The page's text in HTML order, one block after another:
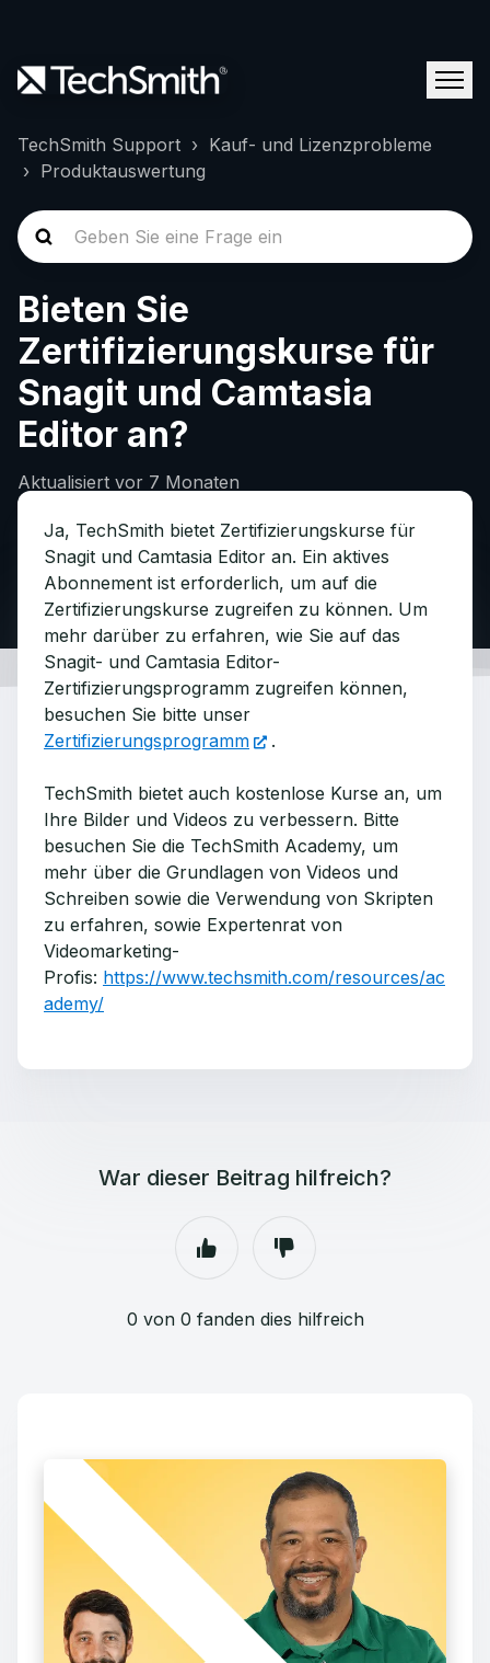
TechSmith Support
Kauf- und Lizenzprobleme
Produktauswertung
Bieten Sie
Zertifizierungskurse für
Snagit und Camtasia
Editor an?
Aktualisiert vor 7 Monaten
Ja, TechSmith bietet Zertifizierungskurse für
Snagit und Camtasia Editor an. Ein aktives
Abonnement ist erforderlich, um auf die
Zertifizierungskurse zugreifen zu können. Um
mehr darüber zu erfahren, wie Sie auf das
Snagit- und Camtasia Editor-
Zertifizierungsprogramm zugreifen können,
besuchen Sie bitte unser
Zertifizierungsprogramm
.
TechSmith bietet auch kostenlose Kurse an, um
Ihre Bilder und Videos zu verbessern. Bitte
besuchen Sie die TechSmith Academy, um
mehr über die Grundlagen von Videos und
Schreiben sowie die Verwendung von Skripten
zu erfahren, sowie Expertenrat von
Videomarketing-
Profis: https://www.techsmith.com/resources/ac
ademy/
War dieser Beitrag hilfreich?
0 von 0 fanden dies hilfreich